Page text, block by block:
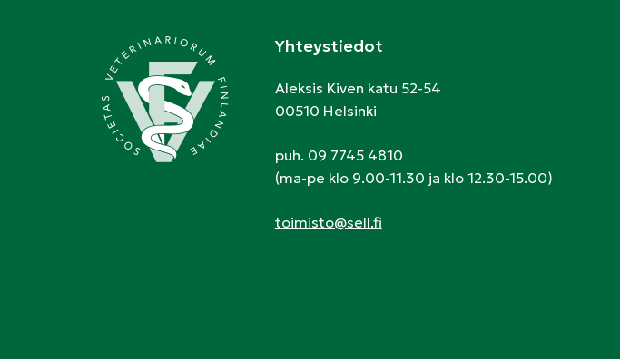
Yhteystiedot
Aleksis Kiven katu 52-54
00510 Helsinki
puh. 09 7745 4810
(ma-pe klo 9.00-11.30 ja klo 12.30-15.00)
toimisto@sell.fi